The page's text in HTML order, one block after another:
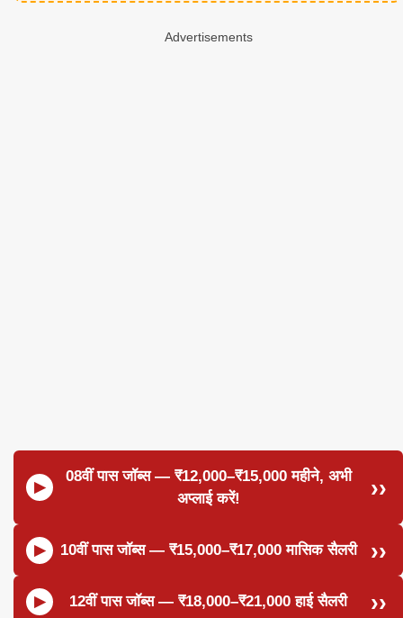
Advertisements
08वीं पास जॉब्स — ₹12,000–₹15,000 महीने, अभी
अप्लाई करें!
10वीं पास जॉब्स — ₹15,000–₹17,000 मासिक सैलरी
12वीं पास जॉब्स — ₹18,000–₹21,000 हाई सैलरी